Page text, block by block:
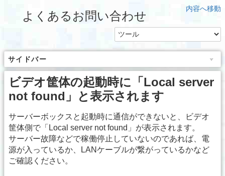
内容へ移動
よくあるお問い合わせ
サイドバー
ビデオ筐体の起動時に「Local server
not found」と表示されます
サーバーボックスと起動時に通信ができないと、ビデオ
筐体側で「Local server not found」が表示されます。
サーバー故障などで稼働停止していないのであれば、電
源が入っているか、LANケーブルが繋がっているかなど
ご確認ください。